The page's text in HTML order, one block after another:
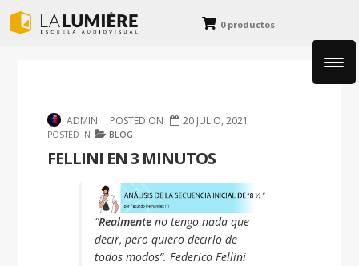
Cine y Animación
Diseño y Dibujo
Blog
0 productos
ADMIN POSTED ON 20 JULIO, 2021
POSTED IN BLOG
FELLINI EN 3 MINUTOS
“Realmenteno tengo nada que
decir, pero quiero decirlo de
todos modos”. Federico Fellini